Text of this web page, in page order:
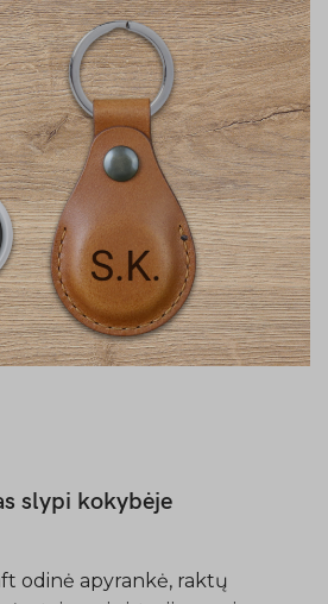
slypi kokybėje
odinė apyrankė, raktų